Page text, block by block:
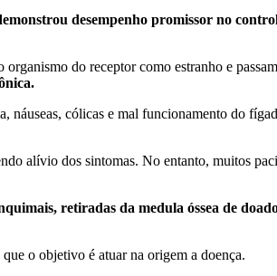
desempenho promissor no
do receptor como estranho e
náuseas, cólicas e mal funcionamento do
alívio dos sintomas. No entanto, muitos
retiradas da medula óssea de
o objetivo é atuar na origem a doença.